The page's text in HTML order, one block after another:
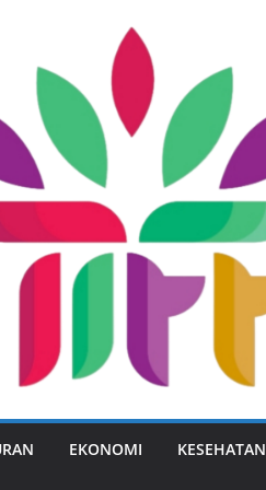
EKONOMI KESEHATAN